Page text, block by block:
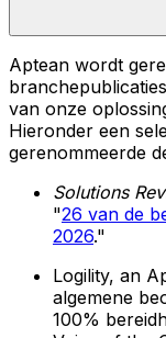
Aptean wordt
van onze
Hieronder een
gerenommeerde
Solutions
"26 van de
2026."
Logility, an
algemene
100%